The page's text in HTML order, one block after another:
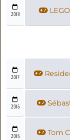
2018
2017
2016
2016 Tom